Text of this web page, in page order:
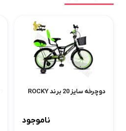
دوچرخه سایز 20 برند ROCKY
ناموجود